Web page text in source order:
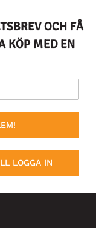
OCH FÅ
KÖP MED EN
LOGGA IN